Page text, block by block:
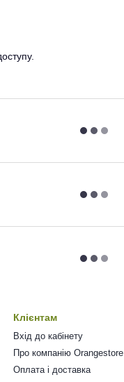
Клієнтам
Вхід до кабінету
Про компанію Orangestore
Оплата і доставка